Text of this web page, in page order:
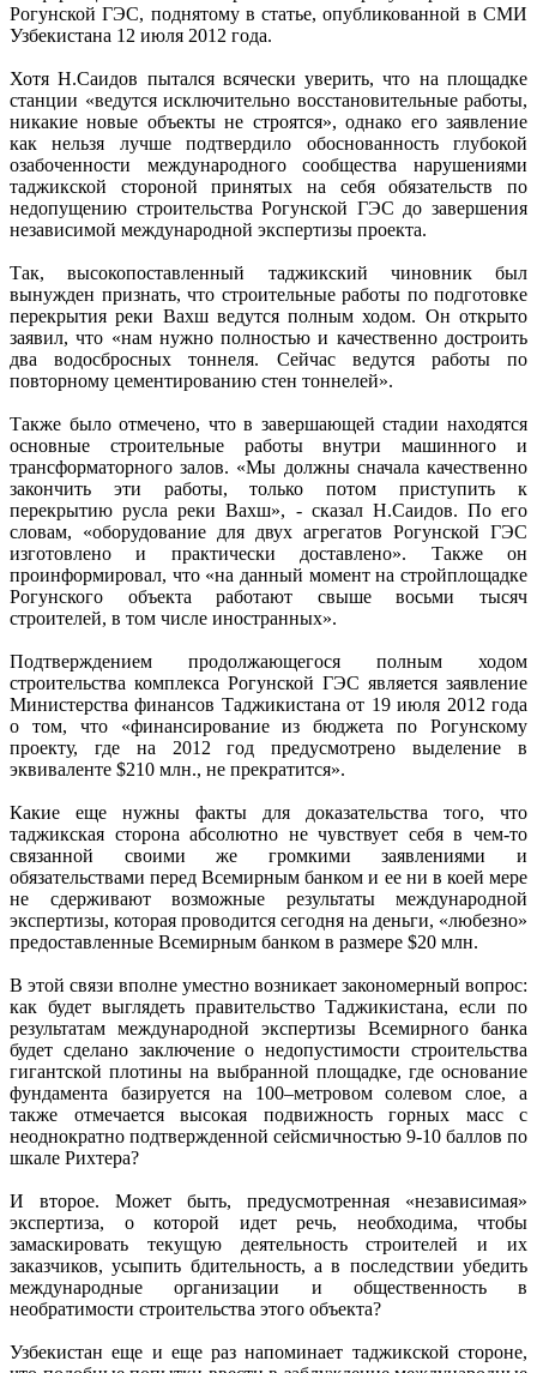
Рогунской ГЭС, поднятому в статье, опубликованной в СМИ
Узбекистана 12 июля 2012 года.
Хотя Н.Саидов пытался всячески уверить, что на площадке
станции «ведутся исключительно восстановительные работы,
никакие новые объекты не строятся», однако его заявление
как нельзя лучше подтвердило обоснованность глубокой
озабоченности международного сообщества нарушениями
таджикской стороной принятых на себя обязательств по
недопущению строительства Рогунской ГЭС до завершения
независимой международной экспертизы проекта.
Так, высокопоставленный таджикский чиновник был
вынужден признать, что строительные работы по подготовке
перекрытия реки Вахш ведутся полным ходом. Он открыто
заявил, что «нам нужно полностью и качественно достроить
два водосбросных тоннеля. Сейчас ведутся работы по
повторному цементированию стен тоннелей».
Также было отмечено, что в завершающей стадии находятся
основные строительные работы внутри машинного и
трансформаторного залов. «Мы должны сначала качественно
закончить эти работы, только потом приступить к
перекрытию русла реки Вахш», - сказал Н.Саидов. По его
словам, «оборудование для двух агрегатов Рогунской ГЭС
изготовлено и практически доставлено». Также он
проинформировал, что «на данный момент на стройплощадке
Рогунского объекта работают свыше восьми тысяч
строителей, в том числе иностранных».
Подтверждением продолжающегося полным ходом
строительства комплекса Рогунской ГЭС является заявление
Министерства финансов Таджикистана от 19 июля 2012 года
о том, что «финансирование из бюджета по Рогунскому
проекту, где на 2012 год предусмотрено выделение в
эквиваленте $210 млн., не прекратится».
Какие еще нужны факты для доказательства того, что
таджикская сторона абсолютно не чувствует себя в чем-то
связанной своими же громкими заявлениями и
обязательствами перед Всемирным банком и ее ни в коей мере
не сдерживают возможные результаты международной
экспертизы, которая проводится сегодня на деньги, «любезно»
предоставленные Всемирным банком в размере $20 млн.
В этой связи вполне уместно возникает закономерный вопрос:
как будет выглядеть правительство Таджикистана, если по
результатам международной экспертизы Всемирного банка
будет сделано заключение о недопустимости строительства
гигантской плотины на выбранной площадке, где основание
фундамента базируется на 100–метровом солевом слое, а
также отмечается высокая подвижность горных масс с
неоднократно подтвержденной сейсмичностью 9-10 баллов по
шкале Рихтера?
И второе. Может быть, предусмотренная «независимая»
экспертиза, о которой идет речь, необходима, чтобы
замаскировать текущую деятельность строителей и их
заказчиков, усыпить бдительность, а в последствии убедить
международные организации и общественность в
необратимости строительства этого объекта?
Узбекистан еще и еще раз напоминает таджикской стороне,